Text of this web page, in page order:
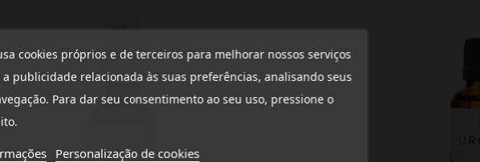
cookies próprios e de terceiros para melhorar nossos serviços
publicidade relacionada às suas preferências, analisando seus
Para dar seu consentimento ao seu uso, pressione o
Personalização de cookies